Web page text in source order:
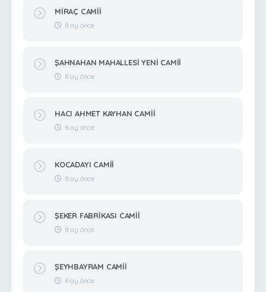
MİRAÇ CAMİİ
8 ay önce
ŞAHNAHAN MAHALLESİ YENİ CAMİİ
8 ay önce
HACI AHMET KAYHAN CAMİİ
8 ay önce
KOCADAYI CAMİİ
8 ay önce
ŞEKER FABRİKASI CAMİİ
8 ay önce
ŞEYHBAYRAM CAMİİ
8 ay önce